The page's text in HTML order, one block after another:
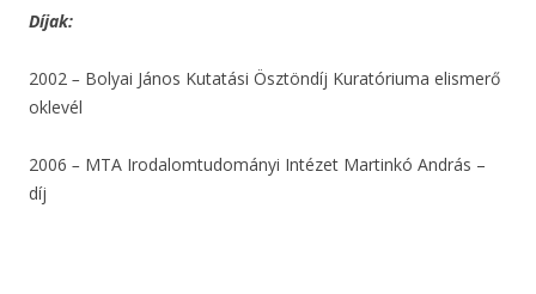
Díjak:
2002 – Bolyai János Kutatási Ösztöndíj Kuratóriuma elismerő
oklevél
2006 – MTA Irodalomtudományi Intézet Martinkó András –
díj